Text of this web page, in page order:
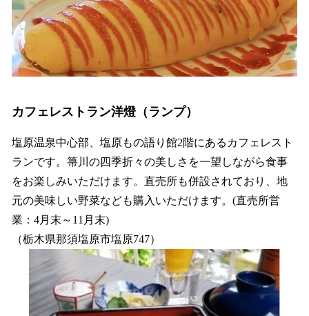
カフェレストラン洋燈（ランプ）
塩原温泉中心部、塩原もの語り館2階にあるカフェレスト
ランです。箒川の四季折々の美しさを一望しながら食事
をお楽しみいただけます。直売所も併設されており、地
元の美味しい野菜なども購入いただけます。(直売所営
業：4月末～11月末)
（栃木県那須塩原市塩原747）